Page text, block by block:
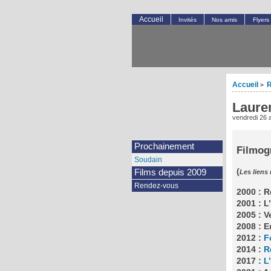
Accueil >
vendredi 26
(Les liens
2000 :
2001 :
2005 :
2008 :
2012 :
2014 :
2017 :
Accueil Invités Nos amis Flyers
Prochainement
Soudain
Films depuis 2009
Rendez-vous